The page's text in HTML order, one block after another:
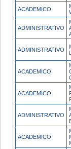
ACADEMICO
ADMINISTRATIVO
ADMINISTRATIVO
ACADEMICO
ACADEMICO
ADMINISTRATIVO
ACADEMICO